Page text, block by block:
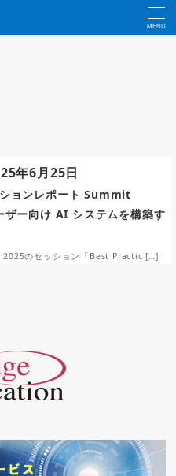
MENU
ョンレポート Summit
ー向け AI システムを構築す
のセッション「Best Practic […]
年6月25日